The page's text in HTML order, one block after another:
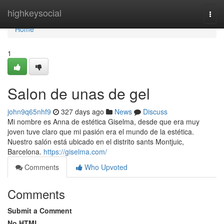
highkeysocial
Home
Home
1
Salon de unas de gel
john9q65nhf9 327 days ago News
Discuss
Mi nombre es Anna de estética Giselma, desde que era muy
joven tuve claro que mi pasión era el mundo de la estética.
Nuestro salón está ubicado en el distrito sants Montjuic,
Barcelona. https://giselma.com/
Comments
Who Upvoted
Comments
Submit a Comment